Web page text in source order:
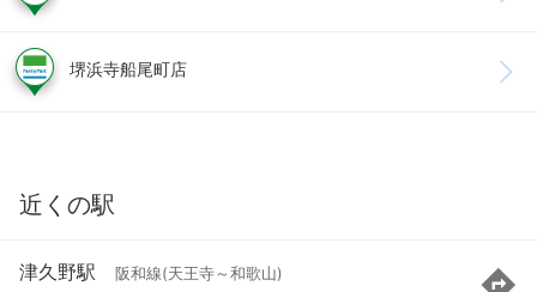
堺浜寺船尾町店
近くの駅
津久野駅 阪和線(天王寺～和歌山)